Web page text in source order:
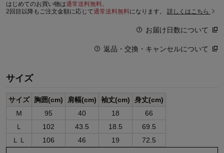
はじめてのお買い物は通常送料無料。
2回目以降もご注文金額に応じて通常送料無料になります。 詳しくはこちら
お届け日数について
返品・交換・キャンセルについて
サイズ
サイズ 胸囲(cm) 肩幅(cm) 袖丈(cm)
身丈(cm)
Ｍ
95 40 18
66
Ｌ
102 43.5 18.5
69.5
ＬＬ
106 46 19 72.5